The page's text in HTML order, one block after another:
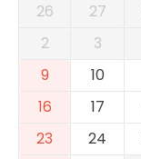
26 27
2
3
9
10
16
17
23
24